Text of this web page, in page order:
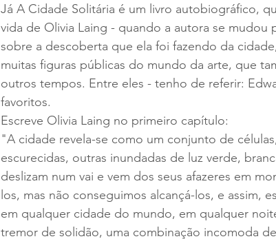
Já A Cidade Solitária é um livro autobiográfico,
vida de Olivia Laing - quando a autora se
sobre a descoberta que ela foi fazendo da
muitas figuras públicas do mundo da arte, que
outros tempos. Entre eles - tenho de referir:
favoritos.
Escreve Olivia Laing no primeiro capítulo:
"A cidade revela-se como um conjunto de
escurecidas, outras inundadas de luz verde,
deslizam num vai e vem dos seus afazeres em
los, mas não conseguimos alcançá-los, e assim,
em qualquer cidade do mundo, em qualquer
tremor de solidão, uma combinação incomoda